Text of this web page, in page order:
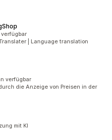
verfügbar
| Language translation
verfügbar
die Anzeige von Preisen in der
mit KI